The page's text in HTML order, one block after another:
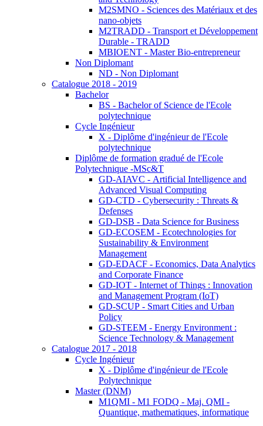
M2SMNO - Sciences des Matériaux et des
nano-objets
M2TRADD - Transport et Développement
Durable - TRADD
MBIOENT - Master Bio-entrepreneur
Non Diplomant
ND - Non Diplomant
Catalogue 2018 - 2019
Bachelor
BS - Bachelor of Science de l'Ecole
polytechnique
Cycle Ingénieur
X - Diplôme d'ingénieur de l'Ecole
polytechnique
Diplôme de formation gradué de l'Ecole
Polytechnique -MSc&T
GD-AIAVC - Artificial Intelligence and
Advanced Visual Computing
GD-CTD - Cybersecurity : Threats &
Defenses
GD-DSB - Data Science for Business
GD-ECOSEM - Ecotechnologies for
Sustainability & Environment
Management
GD-EDACF - Economics, Data Analytics
and Corporate Finance
GD-IOT - Internet of Things : Innovation
and Management Program (IoT)
GD-SCUP - Smart Cities and Urban
Policy
GD-STEEM - Energy Environment :
Science Technology & Management
Catalogue 2017 - 2018
Cycle Ingénieur
X - Diplôme d'ingénieur de l'Ecole
Polytechnique
Master (DNM)
M1QMI - M1 FODQ - Maj. QMI -
Quantique, mathematiques, informatique